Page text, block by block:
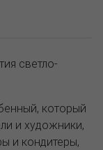
светло-
который
и художники,
и кондитеры,